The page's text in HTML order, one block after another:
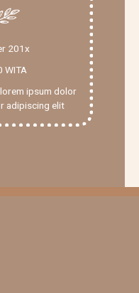
201x
WITA
lorem ipsum dolor
adipiscing elit